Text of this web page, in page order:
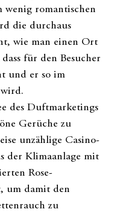
wenig romantischen
die durchaus
wie man einen Ort
für den Besucher
und er so im
des Duftmarketings
Gerüche zu
unzählige Casino-
der Klimaanlage mit
Rose-
um damit den
zu